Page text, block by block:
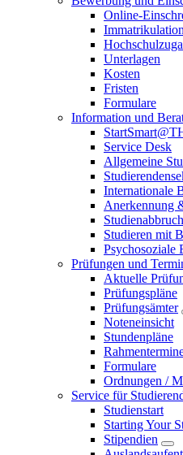
Online-
Immatrikulation
Unterlagen
Kosten
Fristen
Formulare
Information und
Service Desk
Allgemeine
Internationale
Anerkennung
Studieren mit
Psychosoziale
Prüfungen und
Aktuelle
Prüfungspläne
Prüfungsämter
Noteneinsicht
Stundenpläne
Formulare
Ordnungen /
Service für
Studienstart
Starting Your
Stipendien